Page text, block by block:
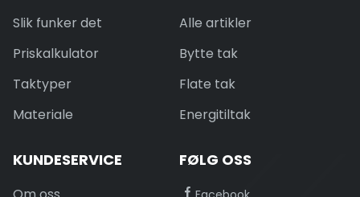
Slik funker det
Priskalkulator
Taktyper
Materiale
Alle artikler
Bytte tak
Flate tak
Energitiltak
KUNDESERVICE FØLG OSS